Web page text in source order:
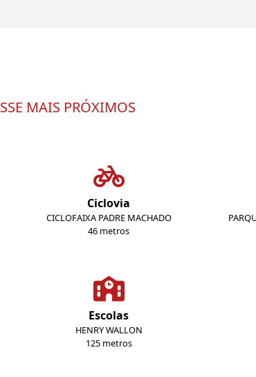
MAIS PRÓXIMOS
Ciclovia
CICLOFAIXA PADRE MACHADO
46 metros
Escolas
HENRY WALLON
125 metros